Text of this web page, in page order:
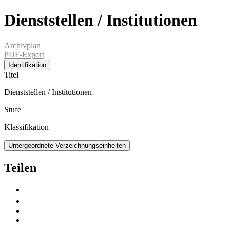
Dienststellen / Institutionen
Archivplan
PDF-Export
Identifikation
Titel
Dienststellen / Institutionen
Stufe
Klassifikation
Untergeordnete Verzeichnungseinheiten
Teilen